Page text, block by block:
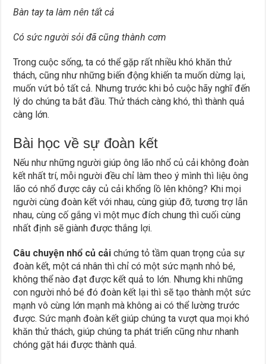
Bàn tay ta làm nên tất cả
Có sức người sỏi đã cũng thành cơm
Trong cuộc sống, ta có thể gặp rất nhiều khó khăn thử
thách, cũng như những biến động khiến ta muốn dừng lại,
muốn vứt bỏ tất cả. Nhưng trước khi bỏ cuộc hãy nghĩ đến
lý do chúng ta bắt đầu. Thử thách càng khó, thì thành quả
càng lớn.
Bài học về sự đoàn kết
Nếu như những người giúp ông lão nhổ củ cải không đoàn
kết nhất trí, mỗi người đều chỉ làm theo ý mình thì liệu ông
lão có nhổ được cây củ cải khổng lồ lên không? Khi mọi
người cùng đoàn kết với nhau, cùng giúp đỡ, tương trợ lẫn
nhau, cùng cố gắng vì một mục đích chung thì cuối cùng
nhất định sẽ giành được thắng lợi.
Câu chuyện nhổ củ cảichứng tỏ tầm quan trọng của sự
đoàn kết, một cá nhân thì chỉ có một sức mạnh nhỏ bé,
không thể nào đạt được kết quả to lớn. Nhưng khi những
con người nhỏ bé đó đoàn kết lại thì sẽ tạo thành một sức
mạnh vô cùng lớn mạnh mà không ai có thể lường trước
được. Sức mạnh đoàn kết giúp chúng ta vượt qua mọi khó
khăn thử thách, giúp chúng ta phát triển cũng như nhanh
chóng gặt hái được thành quả.